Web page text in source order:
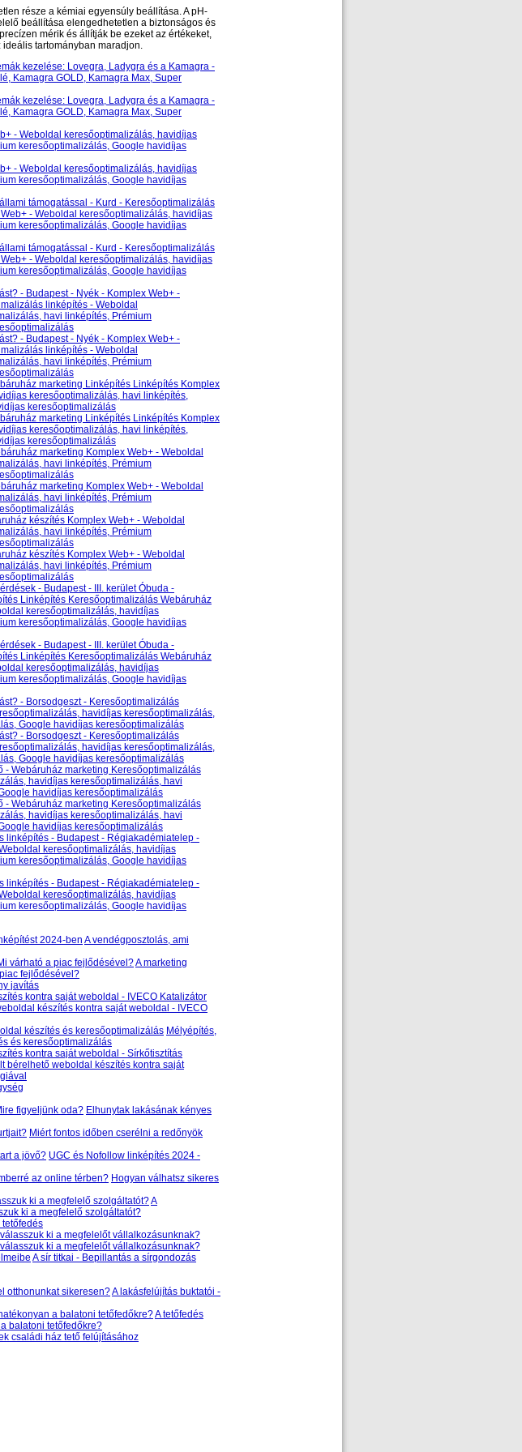
része a kémiai egyensúly beállítása. A pH-
beállítása elengedhetetlen a biztonságos és
mérik és állítják be ezeket az értékeket,
tartományban maradjon.
kezelése: Lovegra, Ladygra és a Kamagra -
Kamagra GOLD, Kamagra Max, Super
kezelése: Lovegra, Ladygra és a Kamagra -
Kamagra GOLD, Kamagra Max, Super
- Weboldal keresőoptimalizálás, havidíjas
keresőoptimalizálás, Google havidíjas
- Weboldal keresőoptimalizálás, havidíjas
keresőoptimalizálás, Google havidíjas
támogatással - Kurd - Keresőoptimalizálás
- Weboldal keresőoptimalizálás, havidíjas
keresőoptimalizálás, Google havidíjas
támogatással - Kurd - Keresőoptimalizálás
- Weboldal keresőoptimalizálás, havidíjas
keresőoptimalizálás, Google havidíjas
- Budapest - Nyék - Komplex Web+ -
linképítés - Weboldal
havi linképítés, Prémium
- Budapest - Nyék - Komplex Web+ -
linképítés - Weboldal
havi linképítés, Prémium
marketing Linképítés Linképítés Komplex
keresőoptimalizálás, havi linképítés,
keresőoptimalizálás
marketing Linképítés Linképítés Komplex
keresőoptimalizálás, havi linképítés,
keresőoptimalizálás
marketing Komplex Web+ - Weboldal
havi linképítés, Prémium
marketing Komplex Web+ - Weboldal
havi linképítés, Prémium
készítés Komplex Web+ - Weboldal
havi linképítés, Prémium
készítés Komplex Web+ - Weboldal
havi linképítés, Prémium
- Budapest - III. kerület Óbuda -
Linképítés Keresőoptimalizálás Webáruház
keresőoptimalizálás, havidíjas
keresőoptimalizálás, Google havidíjas
- Budapest - III. kerület Óbuda -
Linképítés Keresőoptimalizálás Webáruház
keresőoptimalizálás, havidíjas
keresőoptimalizálás, Google havidíjas
- Borsodgeszt - Keresőoptimalizálás
havidíjas keresőoptimalizálás,
Google havidíjas keresőoptimalizálás
- Borsodgeszt - Keresőoptimalizálás
havidíjas keresőoptimalizálás,
Google havidíjas keresőoptimalizálás
- Webáruház marketing Keresőoptimalizálás
havidíjas keresőoptimalizálás, havi
havidíjas keresőoptimalizálás
- Webáruház marketing Keresőoptimalizálás
havidíjas keresőoptimalizálás, havi
havidíjas keresőoptimalizálás
linképítés - Budapest - Régiakadémiatelep -
keresőoptimalizálás, havidíjas
keresőoptimalizálás, Google havidíjas
linképítés - Budapest - Régiakadémiatelep -
keresőoptimalizálás, havidíjas
keresőoptimalizálás, Google havidíjas
2024-ben A vendégposztolás, ami
várható a piac fejlődésével?A marketing
fejlődésével?
javítás
kontra saját weboldal - IVECO Katalizátor
készítés kontra saját weboldal - IVECO
készítés és keresőoptimalizálás Mélyépítés,
és keresőoptimalizálás
kontra saját weboldal - Sírkőtisztítás
bérelhető weboldal készítés kontra saját
figyeljünk oda? Elhunytak lakásának kényes
Miért fontos időben cserélni a redőnyök
a jövő? UGC és Nofollow linképítés 2024 -
az online térben? Hogyan válhatsz sikeres
ki a megfelelő szolgáltatót?A
ki a megfelelő szolgáltatót?
ki a megfelelőt vállalkozásunknak?
ki a megfelelőt vállalkozásunknak?
A sír titkai - Bepillantás a sírgondozás
otthonunkat sikeresen?A lakásfelújítás buktatói -
a balatoni tetőfedőkre?A tetőfedés
balatoni tetőfedőkre?
családi ház tető felújításához